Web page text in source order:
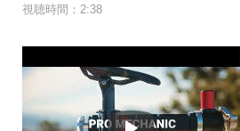
視聴時間：2:38